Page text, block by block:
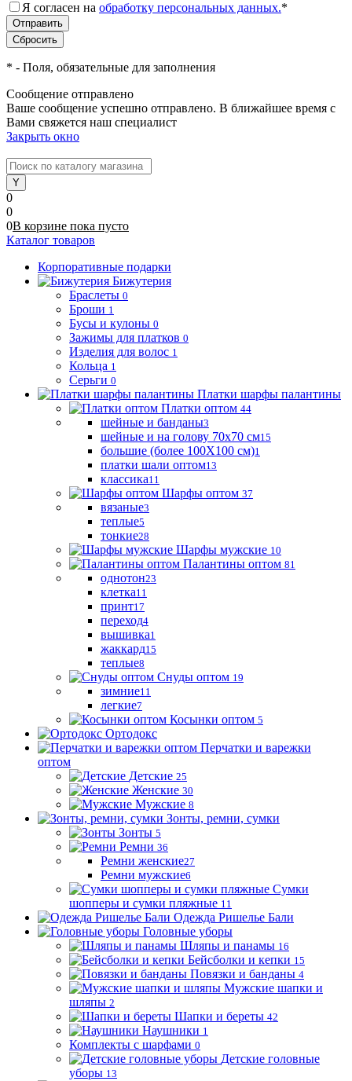
Я согласен на обработку персональных данных.*
* - Поля, обязательные для заполнения
Сообщение отправлено
Ваше сообщение успешно отправлено. В ближайшее время с
Вами свяжется наш специалист
Закрыть окно
0
0
0В корзине пока пусто
Каталог товаров
Корпоративные подарки
Бижутерия
Браслеты 0
Броши 1
Бусы и кулоны 0
Зажимы для платков 0
Изделия для волос 1
Кольца 1
Серьги 0
Платки шарфы палантины
Платки оптом 44
шейные и банданы3
шейные и на голову 70х70 см15
большие (более 100Х100 см)1
платки шали оптом13
классика11
Шарфы оптом 37
вязаные3
теплые5
тонкие28
Шарфы мужские 10
Палантины оптом 81
однотон23
клетка11
принт17
переход4
вышивка1
жаккард15
теплые8
Снуды оптом 19
зимние11
легкие7
Косынки оптом 5
Ортодокс
Перчатки и варежки
оптом
Детские 25
Женские 30
Мужские 8
Зонты, ремни, сумки
Зонты 5
Ремни 36
Ремни женские27
Ремни мужские6
Сумки
шопперы и сумки пляжные 11
Одежда Ришелье Бали
Головные уборы
Шляпы и панамы 16
Бейсболки и кепки 15
Повязки и банданы 4
Мужские шапки и
шляпы 2
Шапки и береты 42
Наушники 1
Комплекты с шарфами 0
Детские головные
уборы 13